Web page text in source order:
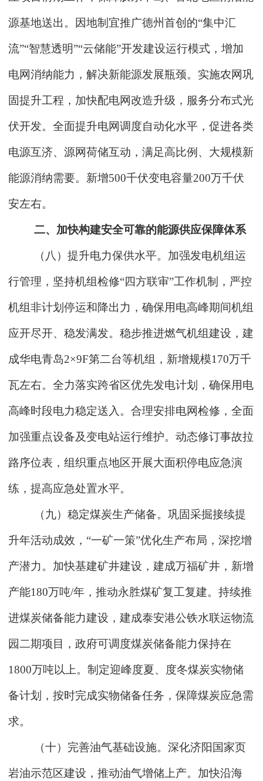
源基地送出。因地制宜推广德州首创的“集中汇
流”“智慧透明”“云储能”开发建设运行模式，增加
电网消纳能力，解决新能源发展瓶颈。实施农网巩
固提升工程，加快配电网改造升级，服务分布式光
伏开发。全面提升电网调度自动化水平，促进各类
电源互济、源网荷储互动，满足高比例、大规模新
能源消纳需要。新增500千伏变电容量200万千伏
安左右。
二、加快构建安全可靠的能源供应保障体系
（八）提升电力保供水平。加强发电机组运
行管理，坚持机组检修“四方联审”工作机制，严控
机组非计划停运和降出力，确保用电高峰期间机组
应开尽开、稳发满发。稳步推进燃气机组建设，建
成华电青岛2×9F第二台等机组，新增规模170万千
瓦左右。全力落实跨省区优先发电计划，确保用电
高峰时段电力稳定送入。合理安排电网检修，全面
加强重点设备及变电站运行维护。动态修订事故拉
路序位表，组织重点地区开展大面积停电应急演
练，提高应急处置水平。
（九）稳定煤炭生产储备。巩固采掘接续提
升年活动成效，“一矿一策”优化生产布局，深挖增
产潜力。加快基建矿井建设，建成万福矿井，新增
产能180万吨/年，推动永胜煤矿复工复建。持续推
进煤炭储备能力建设，建成泰安港公铁水联运物流
园二期项目，政府可调度煤炭储备能力保持在
1800万吨以上。制定迎峰度夏、度冬煤炭实物储
备计划，按时完成实物储备任务，保障煤炭应急需
求。
（十）完善油气基础设施。深化济阳国家页
岩油示范区建设，推动油气增储上产。加快沿海